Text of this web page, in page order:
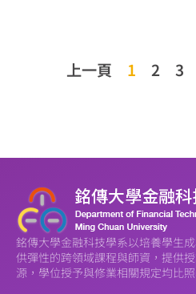
上一頁 1 2 3
銘傳大學金融科技學系以培養學生
供彈性的跨領域課程與師資，提供
源，學位授予與修業相關規定均比